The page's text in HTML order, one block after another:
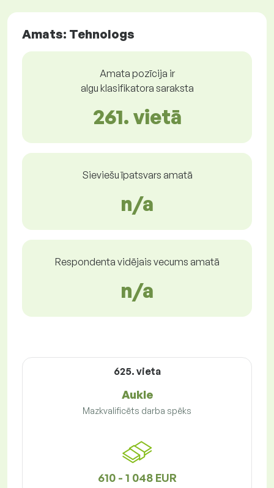
Amats: Tehnologs
Amata pozīcija ir
algu klasifikatora saraksta
261. vietā
Sieviešu īpatsvars amatā
n/a
Respondenta vidējais vecums amatā
n/a
625. vieta
Aukle
Mazkvalificēts darba spēks
610 - 1 048 EUR